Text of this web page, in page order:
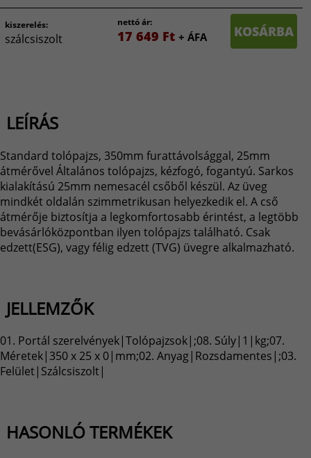
kiszerelés:
szálcsiszolt
nettó ár:
17 649 Ft + ÁFA KOSÁRBA
LEÍRÁS
Standard tolópajzs, 350mm furattávolsággal, 25mm
átmérővel Általános tolópajzs, kézfogó, fogantyú. Sarkos
kialakítású 25mm nemesacél csőből készül. Az üveg
mindkét oldalán szimmetrikusan helyezkedik el. A cső
átmérője biztosítja a legkomfortosabb érintést, a legtöbb
bevásárlóközpontban ilyen tolópajzs található. Csak
edzett(ESG), vagy félig edzett (TVG) üvegre alkalmazható.
JELLEMZŐK
01. Portál szerelvények|Tolópajzsok|;08. Súly|1|kg;07.
Méretek|350 x 25 x 0|mm;02. Anyag|Rozsdamentes|;03.
Felület|Szálcsiszolt|
HASONLÓ TERMÉKEK